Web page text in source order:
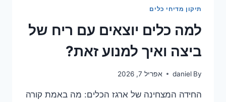
לברק
מושלם!
תיקון מדיחי כלים
למה כלים יוצאים עם ריח של
ביצה ואיך למנוע זאת?
By
daniel אפריל 7, 2026
החידה המצחינה של ארגז הכלים: מה באמת קורה